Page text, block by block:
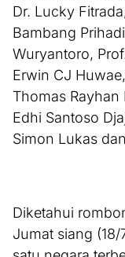
Dr. Lucky
Bambang
Wuryantoro,
Erwin CJ
Thomas
Edhi Santoso
Simon Lukas
Diketahui
Jumat siang